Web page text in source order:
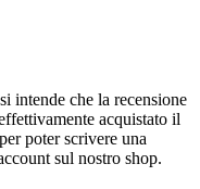
intende che la recensione
acquistato il
poter scrivere una
sul nostro shop.